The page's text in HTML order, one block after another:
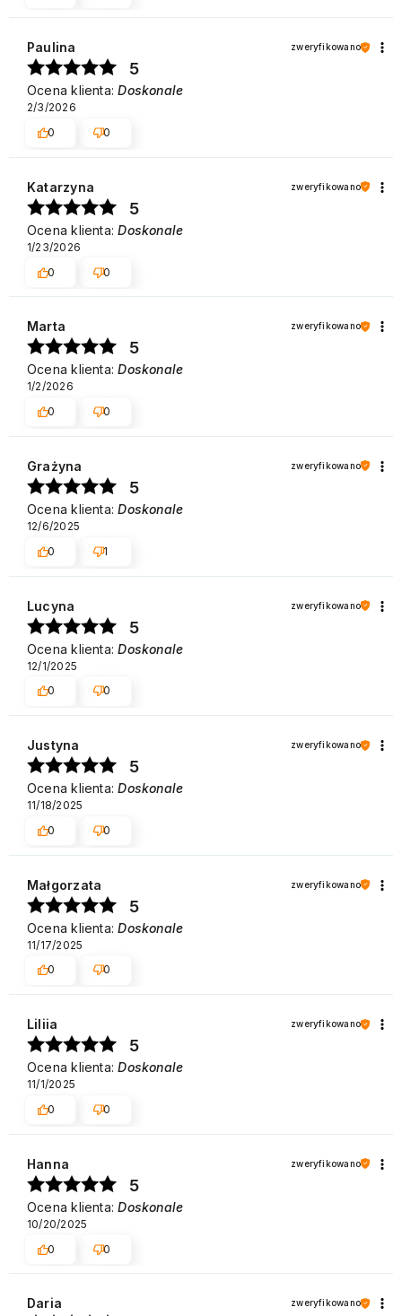
Paulina zweryfikowano
5
Ocena klienta:Doskonale
2/3/2026
0
0
Katarzyna zweryfikowano
5
Ocena klienta:Doskonale
1/23/2026
0
0
Marta zweryfikowano
5
Ocena klienta:Doskonale
1/2/2026
0
0
Grażyna zweryfikowano
5
Ocena klienta:Doskonale
12/6/2025
0
1
Lucyna zweryfikowano
5
Ocena klienta:Doskonale
12/1/2025
0
0
Justyna zweryfikowano
5
Ocena klienta:Doskonale
11/18/2025
0
0
Małgorzata zweryfikowano
5
Ocena klienta:Doskonale
11/17/2025
0
0
Liliia zweryfikowano
5
Ocena klienta:Doskonale
11/1/2025
0
0
Hanna zweryfikowano
5
Ocena klienta:Doskonale
10/20/2025
0
0
Daria zweryfikowano